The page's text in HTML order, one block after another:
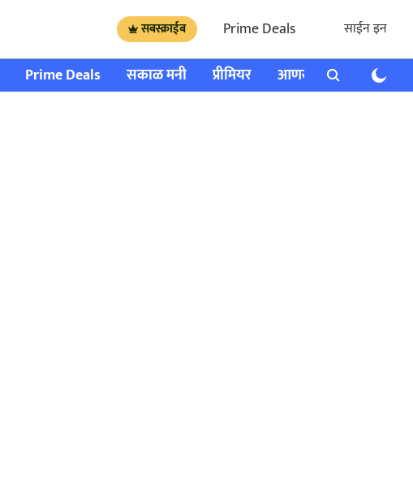
सबस्क्राईब Prime Deals साईन इन
Prime Deals सकाळ मनी प्रीमियर आणखी राशी भविष्य